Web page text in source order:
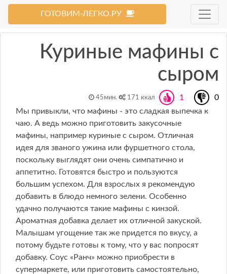
ГОТОВИМ-ЛЕГКО.РУ
Куриные мафины с
сыром
45мин. 171 ккал 1
0
Мы привыкли, что мафины - это сладкая выпечка к
чаю. А ведь можно приготовить закусочные
мафины, например куриные с сыром. Отличная
идея для званого ужина или фуршетного стола,
поскольку выглядят они очень симпатично и
аппетитно. Готовятся быстро и пользуются
большим успехом. Для взрослых я рекомендую
добавить в блюдо немного зелени. Особенно
удачно получаются такие мафины с кинзой.
Ароматная добавка делает их отличной закуской.
Малышам угощение так же придется по вкусу, а
потому будьте готовы к тому, что у вас попросят
добавку. Соус «Ранч» можно приобрести в
супермаркете, или приготовить самостоятельно,